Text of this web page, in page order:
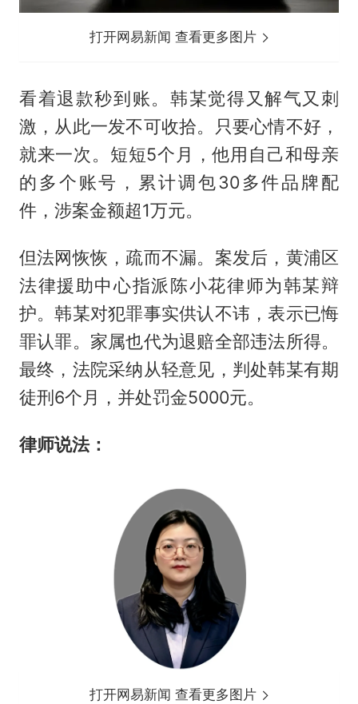
打开网易新闻 查看更多图片
看着退款秒到账。韩某觉得又解气又刺
激，从此一发不可收拾。只要心情不好，
就来一次。短短5个月，他用自己和母亲
的多个账号，累计调包30多件品牌配
件，涉案金额超1万元。
但法网恢恢，疏而不漏。案发后，黄浦区
法律援助中心指派陈小花律师为韩某辩
护。韩某对犯罪事实供认不讳，表示已悔
罪认罪。家属也代为退赔全部违法所得。
最终，法院采纳从轻意见，判处韩某有期
徒刑6个月，并处罚金5000元。
律师说法：
打开网易新闻 查看更多图片